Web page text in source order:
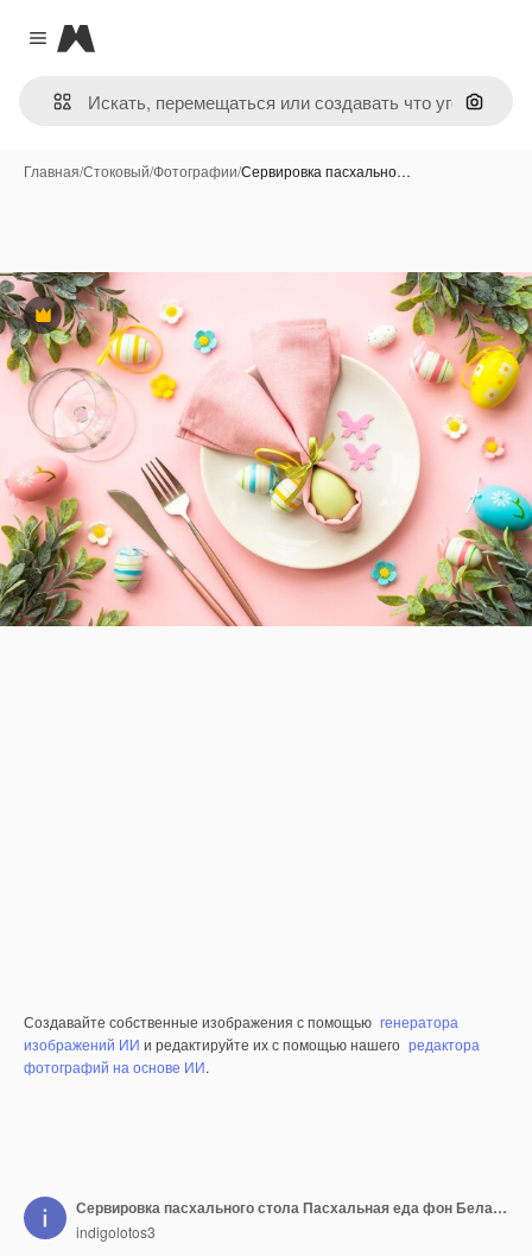
Close menu
Magnific
Поиск
Главная/Стоковый/Фотографии/Сервировка пасхально…
Премиум
Создавайте собственные изображения с помощью генератора
изображений ИИ и редактируйте их с помощью нашего редактора
фотографий на основе ИИ.
Сервировка пасхального стола Пасхальная еда фон Белая тарелка с яйцами, цветами и зелеными листьями на розовом Плоская планировка
indigolotos3